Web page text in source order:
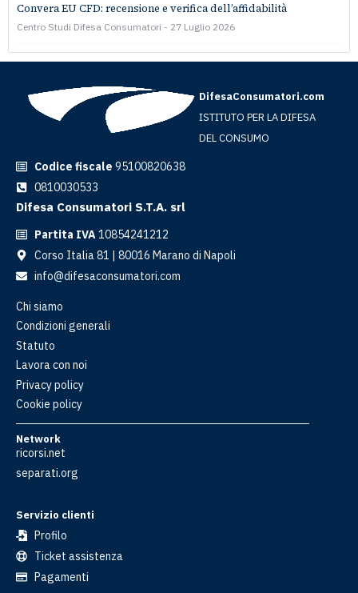
Convera EU CFD: recensione e verifica dell’affidabilità
Centro Studi Difesa Consumatori 27 Luglio 2026
DifesaConsumatori.com
ISTITUTO PER LA DIFESA
DEL CONSUMO
Codice fiscale 95100820638
0810030533
Difesa Consumatori S.T.A. srl
Partita IVA10854241212
Corso Italia 81 | 80016 Marano di Napoli
info@difesaconsumatori.com
Chi siamo
Condizioni generali
Statuto
Lavora con noi
Privacy policy
Cookie policy
Network
ricorsi.net
separati.org
Servizio clienti
Profilo
Ticket assistenza
Pagamenti